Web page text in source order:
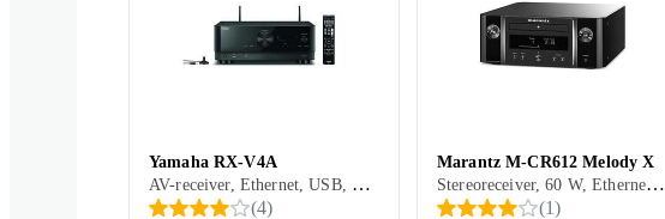
Yamaha RX-V4A
AV-receiver, Ethernet, USB, HDMI, RCA-indgang, Koaksialindgang, Optisk indgang, Pre-out, Apple AirPlay, Spotify Connect, Tidal, Deezer, MusicCast, Apple AirPlay 2, Amazon Music, Bluetooth, Understøttelse af internetradio, Fjernbetjening, Indbygget Wi-Fi, Appstyring, Bi-amping
(4)
Marantz M-CR612 Melody X
Stereoreceiver, 60 W, Ethernet, USB, RCA-indgang, Optisk indgang, Hovedtelefonudgang, Subwooferudgang, 2, Apple AirPlay, Spotify Connect, Tidal, Deezer, TuneIn, Apple AirPlay 2, Amazon Music, DLNA, Bluetooth, Understøttelse af internetradio, Fjernbetjening, Display, Optisk enhed, Indbygget Wi-Fi, Appstyring, Multizone (lyd/video flere rum), Indbygget D/A-konverter, Bi-amping
(1)